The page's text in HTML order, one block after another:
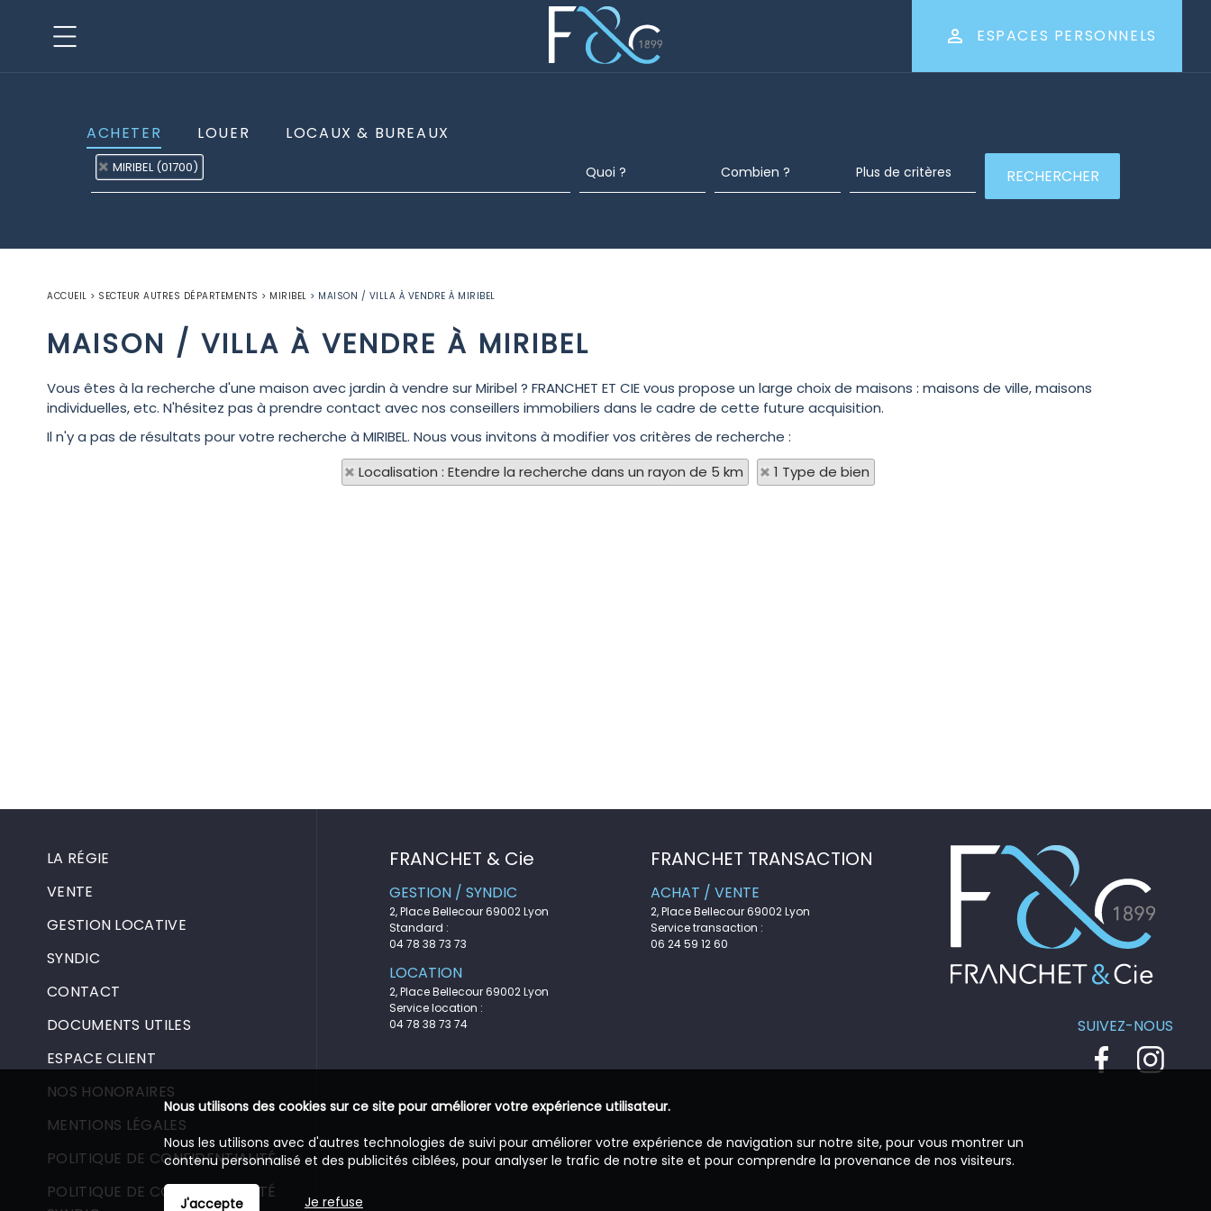
ESPACES PERSONNELS
ACHETER LOUER LOCAUX & BUREAUX
MIRIBEL (01700)
ACCUEIL > SECTEUR AUTRES DÉPARTEMENTS > MIRIBEL > MAISON / VILLA À VENDRE À MIRIBEL
MAISON / VILLA À VENDRE À MIRIBEL
Vous êtes à la recherche d'une maison avec jardin à vendre sur Miribel ? FRANCHET ET CIE vous propose un large choix de maisons : maisons de ville, maisons
individuelles, etc. N'hésitez pas à prendre contact avec nos conseillers immobiliers dans le cadre de cette future acquisition.
Il n'y a pas de résultats pour votre recherche à MIRIBEL. Nous vous invitons à modifier vos critères de recherche :
Localisation : Etendre la recherche dans un rayon de 5 km
1 Type de bien
LA RÉGIE
VENTE
GESTION LOCATIVE
SYNDIC
CONTACT
DOCUMENTS UTILES
ESPACE CLIENT
NOS HONORAIRES
MENTIONS LÉGALES
POLITIQUE DE CONFIDENTIALITÉ
POLITIQUE DE CONFIDENTIALITÉ
FRANCHET & Cie
GESTION / SYNDIC
2, Place Bellecour 69002 Lyon
Standard :
04 78 38 73 73
LOCATION
2, Place Bellecour 69002 Lyon
Service location :
04 78 38 73 74
FRANCHET TRANSACTION
ACHAT / VENTE
2, Place Bellecour 69002 Lyon
Service transaction :
06 24 59 12 60
SUIVEZ-NOUS
Nous utilisons des cookies sur ce site pour améliorer votre expérience utilisateur.
Nous les utilisons avec d'autres technologies de suivi pour améliorer votre expérience de navigation sur notre site, pour vous montrer un
contenu personnalisé et des publicités ciblées, pour analyser le trafic de notre site et pour comprendre la provenance de nos visiteurs.
J'accepte Je refuse